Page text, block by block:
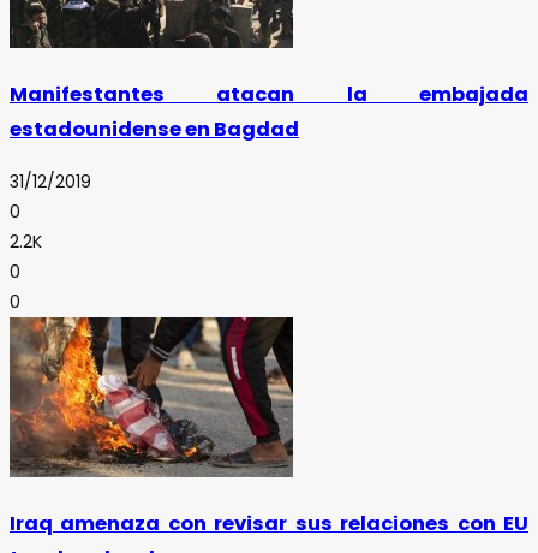
Manifestantes atacan la embajada
estadounidense en Bagdad
31/12/2019
0
2.2K
0
0
Iraq amenaza con revisar sus relaciones con EU